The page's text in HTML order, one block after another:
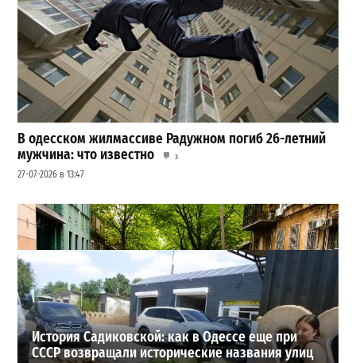
В одесском жилмассиве Радужном погиб 26-летний
мужчина: что известно
3
27-07-2026 в 13:47
Шезлонги, бунгало и VIP-зоны: сколько придется
заплатить за отдых в Аркадии
3
21-07-2026 в 19:23
ВИБОР РЕДАКЦИИ
История Садиковской: как в Одессе еще при
СССР возвращали исторические названия улиц